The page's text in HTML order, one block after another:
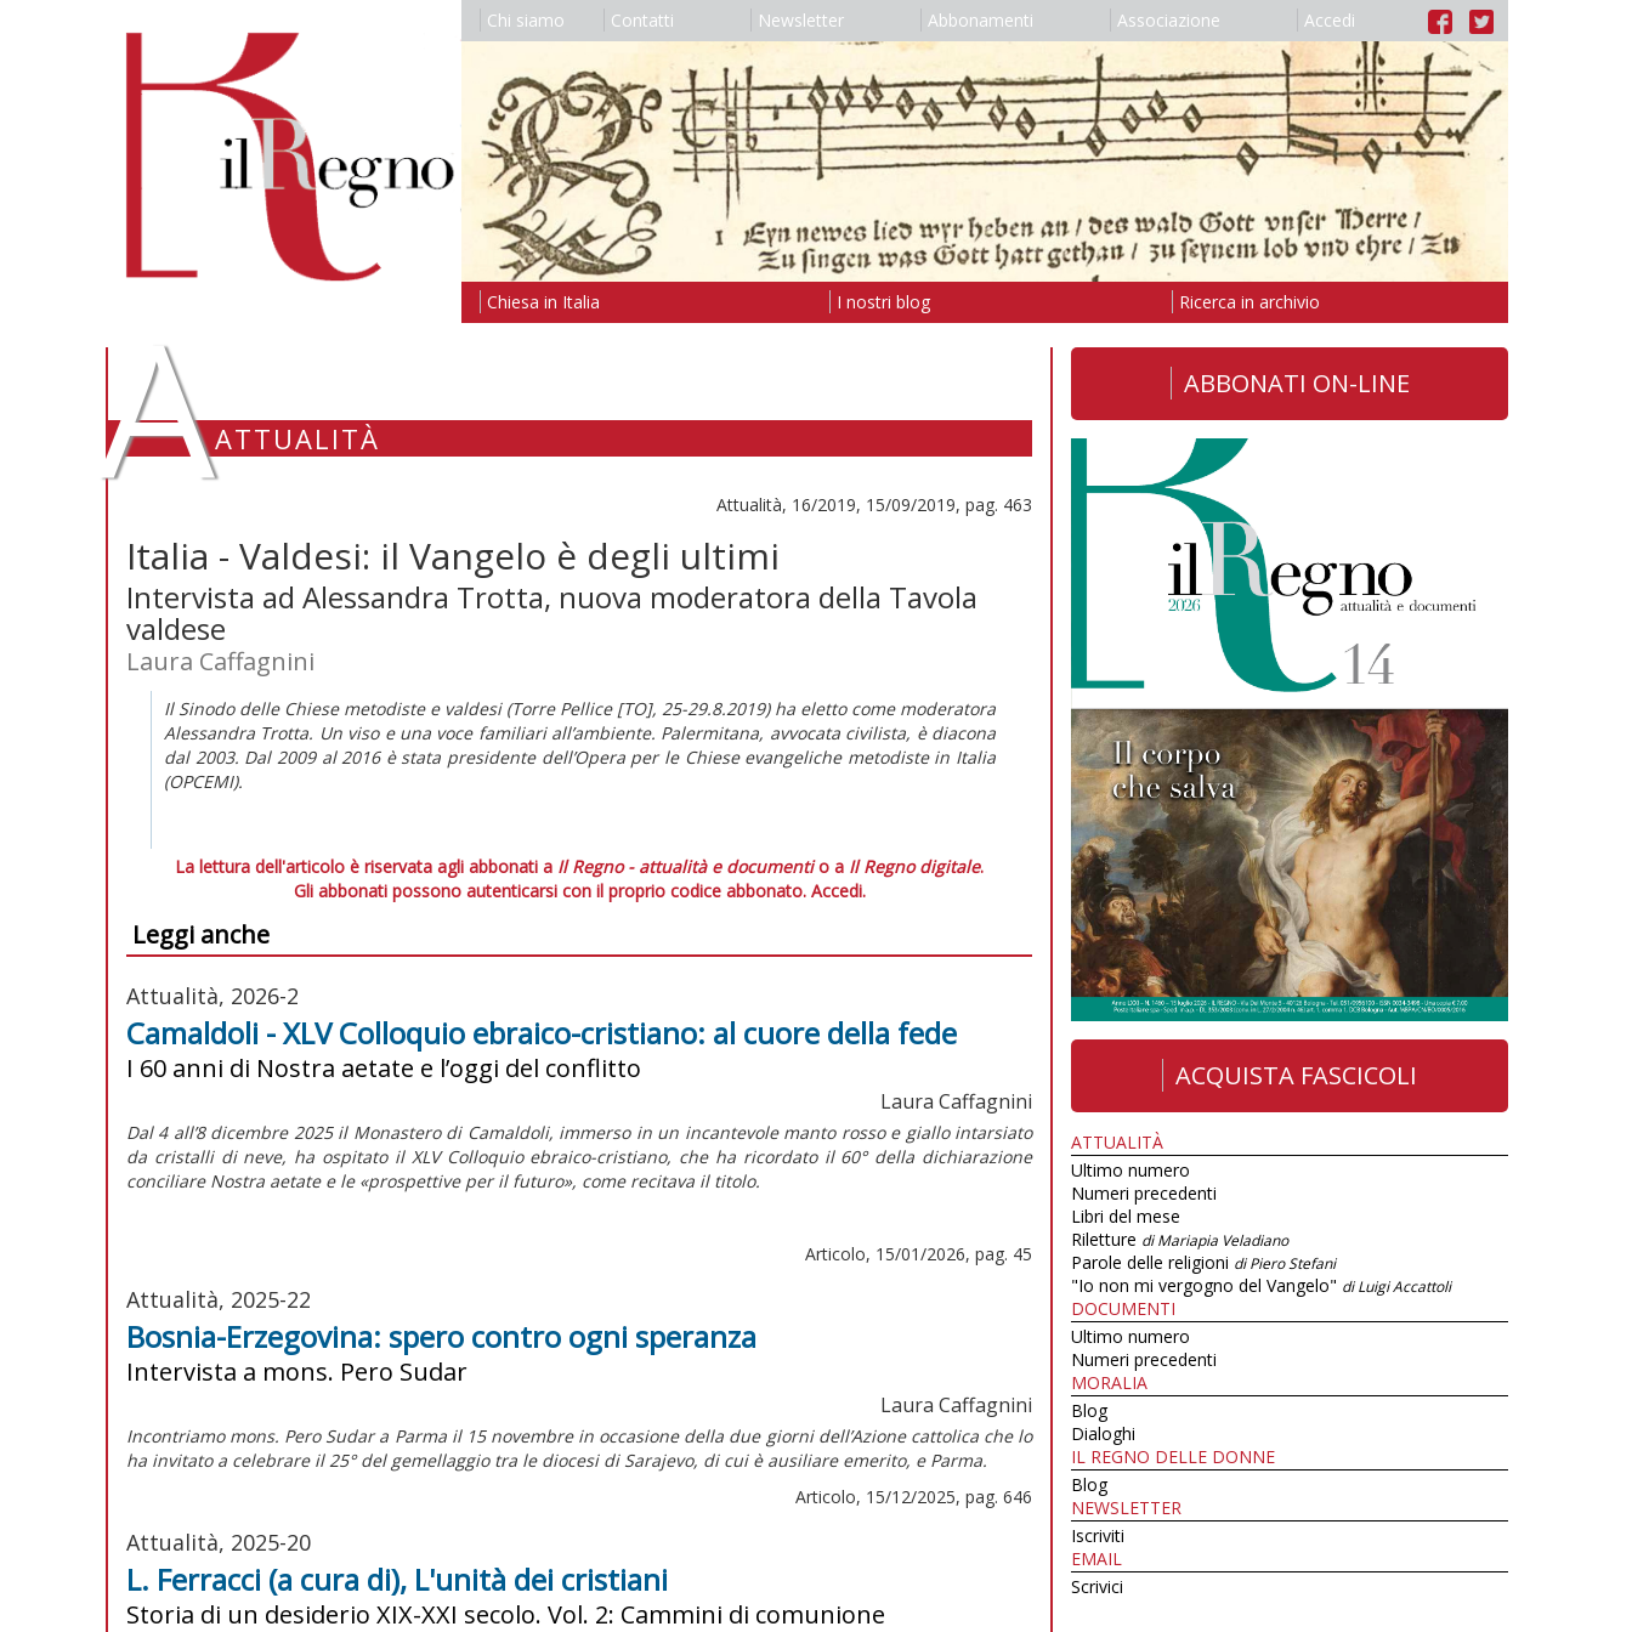
Chi siamo Contatti Newsletter Abbonamenti Associazione Accedi
Chiesa in Italia I nostri blog Ricerca in archivio
AATTUALITÀ
Attualità, 16/2019, 15/09/2019, pag. 463
Italia - Valdesi: il Vangelo è degli ultimi
Intervista ad Alessandra Trotta, nuova moderatora della Tavola
valdese
Laura Caffagnini
Il Sinodo delle Chiese metodiste e valdesi (Torre Pellice [TO], 25-29.8.2019) ha eletto come moderatora
Alessandra Trotta. Un viso e una voce familiari all’ambiente. Palermitana, avvocata civilista, è diacona
dal 2003. Dal 2009 al 2016 è stata presidente dell’Opera per le Chiese evangeliche metodiste in Italia
(OPCEMI).
La lettura dell'articolo è riservata agli abbonati a Il Regno - attualità e documentio a Il Regno digitale.
Gli abbonati possono autenticarsi con il proprio codice abbonato. Accedi.
Leggi anche
Attualità, 2026-2
Camaldoli - XLV Colloquio ebraico-cristiano: al cuore della fede
I 60 anni di Nostra aetate e l’oggi del conflitto
Laura Caffagnini
Dal 4 all’8 dicembre 2025 il Monastero di Camaldoli, immerso in un incantevole manto rosso e giallo intarsiato
da cristalli di neve, ha ospitato il XLV Colloquio ebraico-cristiano, che ha ricordato il 60° della dichiarazione
conciliare Nostra aetatee le «prospettive per il futuro», come recitava il titolo.
Articolo, 15/01/2026, pag. 45
Attualità, 2025-22
Bosnia-Erzegovina: spero contro ogni speranza
Intervista a mons. Pero Sudar
Laura Caffagnini
Incontriamo mons. Pero Sudar a Parma il 15 novembre in occasione della due giorni dell’Azione cattolica che lo
ha invitato a celebrare il 25° del gemellaggio tra le diocesi di Sarajevo, di cui è ausiliare emerito, e Parma.
Articolo, 15/12/2025, pag. 646
Attualità, 2025-20
L. Ferracci (a cura di), L'unità dei cristiani
Storia di un desiderio XIX-XXI secolo. Vol. 2: Cammini di comunione
ABBONATI ON-LINE
ACQUISTA FASCICOLI
ATTUALITÀ
Ultimo numero
Numeri precedenti
Libri del mese
Riletture di Mariapia Veladiano
Parole delle religioni di Piero Stefani
"Io non mi vergogno del Vangelo" di Luigi Accattoli
DOCUMENTI
Ultimo numero
Numeri precedenti
MORALIA
Blog
Dialoghi
IL REGNO DELLE DONNE
Blog
NEWSLETTER
Iscriviti
EMAIL
Scrivici